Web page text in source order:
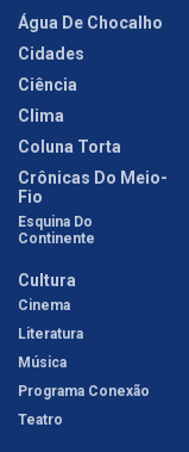
Água De Chocalho
Cidades
Ciência
Clima
Coluna Torta
Crônicas Do Meio-
Fio
Esquina Do
Continente
Cultura
Cinema
Literatura
Música
Programa Conexão
Teatro